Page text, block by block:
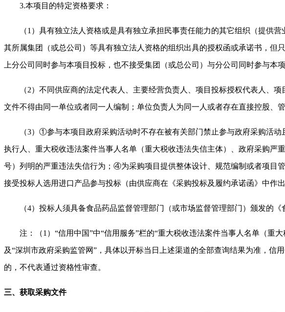
3.本项目的特定资格要求：
（1）具有独立法人资格或是具有独立承担民事责任能力的其它组织（提供
其所属集团（或总公司）等具有独立法人资格的组织出具的授权函或承诺书，
上分公司同时参与本项目投标，也不接受集团（或总公司）与分公司同时参与
（2）不同供应商的法定代表人、主要经营负责人、项目投标授权代表人、
文件不得由同一单位或者同一人编制；单位负责人为同一人或者存在直接控股、
（3）①参与本项目政府采购活动时不存在被有关部门禁止参与政府采购活
执行人、重大税收违法案件当事人名单（重大税收违法失信主体）、政府采购严
号）列明的严重违法失信行为；④为采购项目提供整体设计、规范编制或者项目
接受投标人选用进口产品参与投标（由供应商在《采购投标及履约承诺函》中作出
（4）投标人须具备食品药品监督管理部门（或市场监督管理部门）颁发的
注：（1）“信用中国”中“信用服务”栏的“重大税收违法案件当事人名单（重
及“深圳市政府采购监管网”，具体以开标当日上述渠道的全部查询结果为准，
的，不代表通过资格性审查。
三、获取采购文件